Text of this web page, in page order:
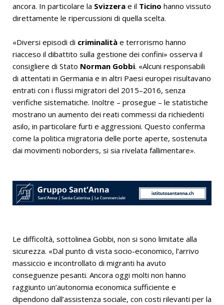
ancora. In particolare la Svizzera e il Ticino hanno vissuto
direttamente le ripercussioni di quella scelta.
«Diversi episodi di criminalità e terrorismo hanno
riacceso il dibattito sulla gestione dei confini» osserva il
consigliere di Stato Norman Gobbi. «Alcuni responsabili
di attentati in Germania e in altri Paesi europei risultavano
entrati con i flussi migratori del 2015–2016, senza
verifiche sistematiche. Inoltre – prosegue – le statistiche
mostrano un aumento dei reati commessi da richiedenti
asilo, in particolare furti e aggressioni. Questo conferma
come la politica migratoria delle porte aperte, sostenuta
dai movimenti noborders, si sia rivelata fallimentare».
Le difficoltà, sottolinea Gobbi, non si sono limitate alla
sicurezza. «Dal punto di vista socio-economico, l’arrivo
massiccio e incontrollato di migranti ha avuto
conseguenze pesanti. Ancora oggi molti non hanno
raggiunto un’autonomia economica sufficiente e
dipendono dall’assistenza sociale, con costi rilevanti per la